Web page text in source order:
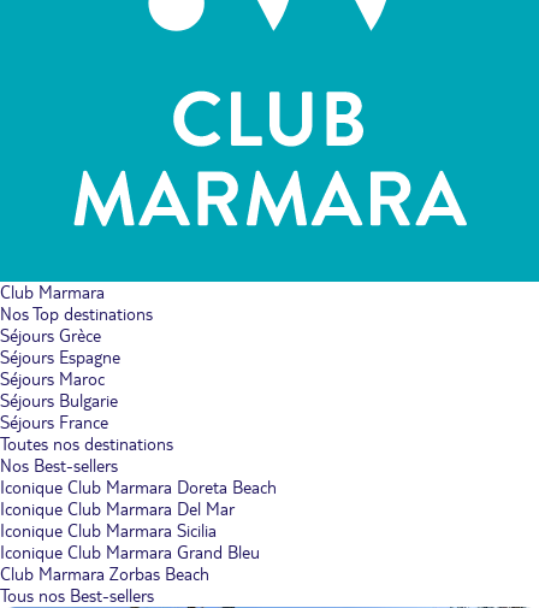
Club Marmara
Nos Top destinations
Séjours Grèce
Séjours Espagne
Séjours Maroc
Séjours Bulgarie
Séjours France
Toutes nos destinations
Nos Best-sellers
Iconique Club Marmara Doreta Beach
Iconique Club Marmara Del Mar
Iconique Club Marmara Sicilia
Iconique Club Marmara Grand Bleu
Club Marmara Zorbas Beach
Tous nos Best-sellers